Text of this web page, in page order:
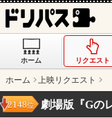
ホーム リクエスト
ホーム 上映リクエスト
劇場版『Gの
2148位